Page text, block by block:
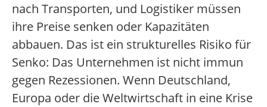
nach Transporten, und Logistiker müssen
ihre Preise senken oder Kapazitäten
abbauen. Das ist ein strukturelles Risiko für
Senko: Das Unternehmen ist nicht immun
gegen Rezessionen. Wenn Deutschland,
Europa oder die Weltwirtschaft in eine Krise